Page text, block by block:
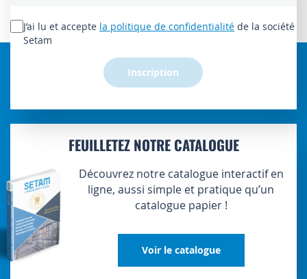
lettre
d’information
J’ai lu et accepte la politique de confidentialité de la société
Setam
Inscription
FEUILLETEZ NOTRE CATALOGUE
Découvrez notre catalogue interactif en
ligne, aussi simple et pratique qu’un
catalogue papier !
Voir le catalogue